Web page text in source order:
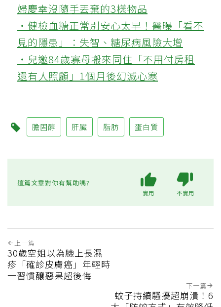
婦慶幸沒隨手丟棄的3樣物品
‧健檢血糖正常別安心太早！醫曝「看不
見的隱患」：失智、糖尿病風險大增
‧兒邀84歲寡母搬來同住「不用付房租
還有人照顧」1個月後幻滅心寒
膽固醇 肝臟 脂肪 蛋白質
這篇文章對你有幫助嗎?
實用 不實用
上一篇
30歲空姐以為臉上長濕
疹「確診皮膚癌」年輕時
一習慣釀惡果超後悔
下一篇
蚊子持續騷擾超崩潰！6